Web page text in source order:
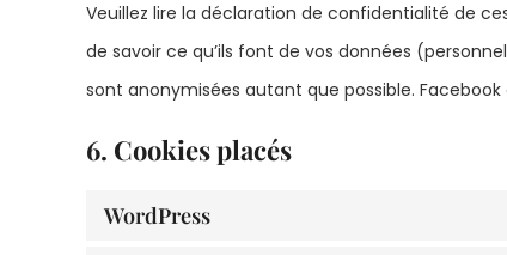
Veuillez lire la déclaration de confidentialité de
de savoir ce qu’ils font de vos données
sont anonymisées autant que possible.
6. Cookies placés
WordPress